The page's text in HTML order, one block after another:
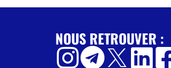
NOUS RETROUVER :